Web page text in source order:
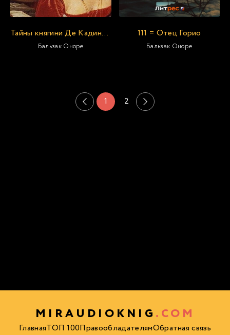
Тайны княгини Де Кадиньян
Бальзак Оноре
111 = Отец Горио
Бальзак Оноре
1 2
MIRAUDIOKNIG .COM
ГлавнаяТОП 100ПравообладателямОбратная связь